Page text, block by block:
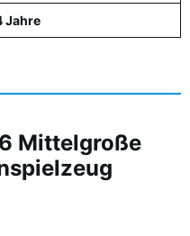
Jahre
Mittelgroße